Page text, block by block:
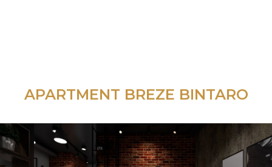
APARTMENT BREZE BINTARO